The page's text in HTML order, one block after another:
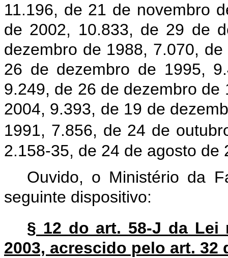
11.196, de 21 de novembro
de 2002, 10.833, de 29 de
dezembro de 1988, 7.070,
26 de dezembro de 1995,
9.249, de 26 de dezembro
2004, 9.393, de 19 de
1991, 7.856, de 24 de
2.158-35, de 24 de agosto
Ouvido, o Ministério da
seguinte dispositivo:
§ 12 do art. 58-J da Lei
2003, acrescido pelo art.